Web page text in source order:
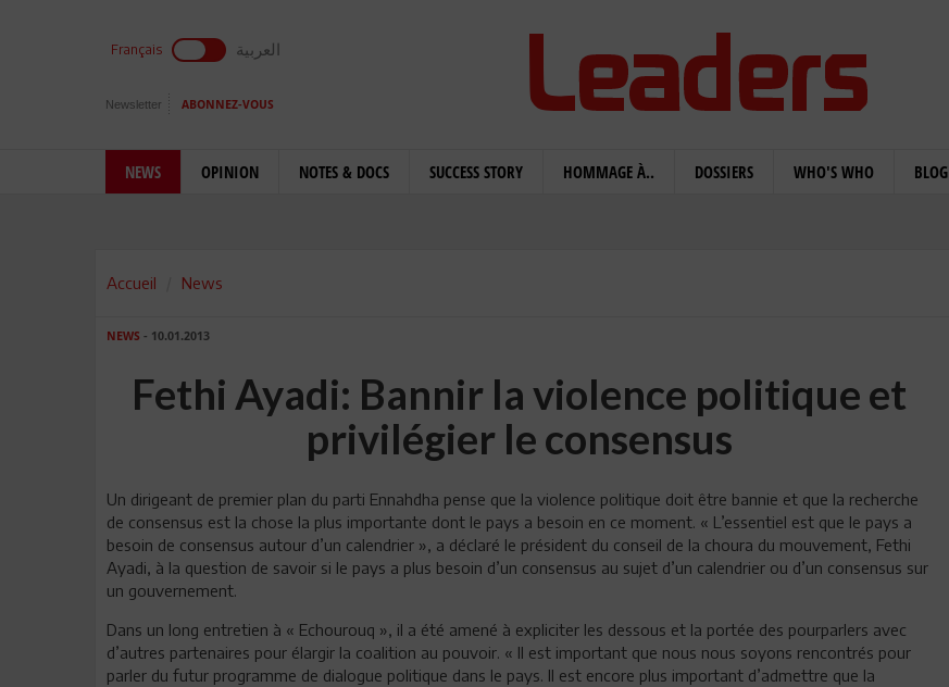
Français العربية
Newsletter ABONNEZ-VOUS
NEWS OPINION NOTES & DOCS SUCCESS STORY HOMMAGE À.. DOSSIERS WHO'S WHO BLOG
Accueil News
NEWS - 10.01.2013
Fethi Ayadi: Bannir la violence politique et
privilégier le consensus
Un dirigeant de premier plan du parti Ennahdha pense que la violence politique doit être bannie et que la recherche
de consensus est la chose la plus importante dont le pays a besoin en ce moment. « L’essentiel est que le pays a
besoin de consensus autour d’un calendrier », a déclaré le président du conseil de la choura du mouvement, Fethi
Ayadi, à la question de savoir si le pays a plus besoin d’un consensus au sujet d’un calendrier ou d’un consensus sur
un gouvernement.
Dans un long entretien à « Echourouq », il a été amené à expliciter les dessous et la portée des pourparlers avec
d’autres partenaires pour élargir la coalition au pouvoir. « Il est important que nous nous soyons rencontrés pour
parler du futur programme de dialogue politique dans le pays. Il est encore plus important d’admettre que la